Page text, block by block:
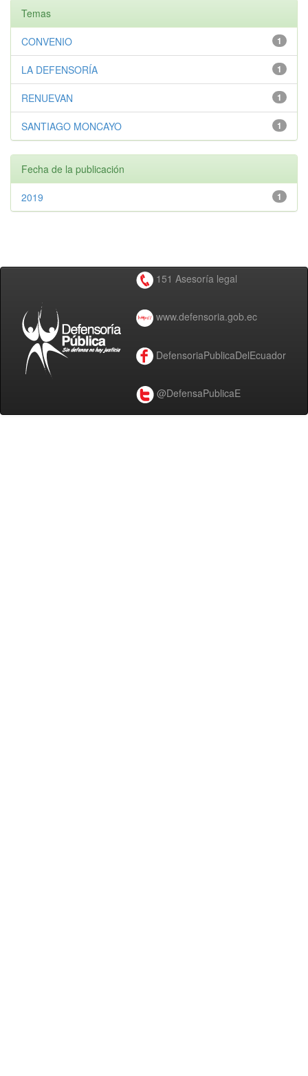
Temas
1
CONVENIO
1
LA DEFENSORÍA
1
RENUEVAN
1
SANTIAGO MONCAYO
Fecha de la publicación
1
2019
151 Asesoría legal
www.defensoria.gob.ec
DefensoriaPublicaDelEcuador
@DefensaPublicaE